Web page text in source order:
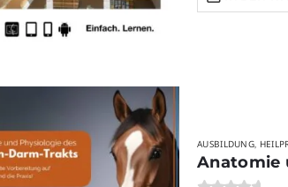
AUSBILDUNG,
Anatomie